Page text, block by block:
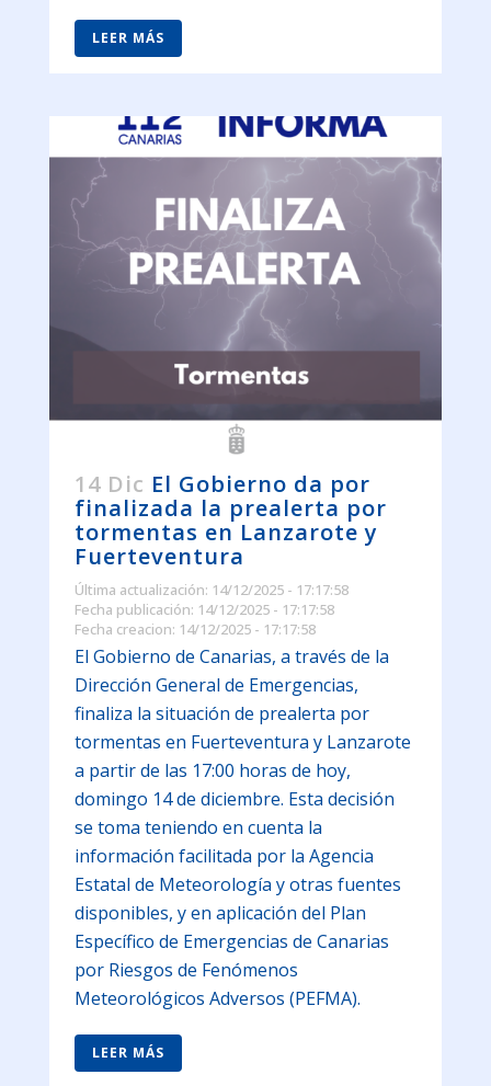
LEER MÁS
14 Dic El Gobierno da por
finalizada la prealerta por
tormentas en Lanzarote y
Fuerteventura
Última actualización: 14/12/2025 - 17:17:58
Fecha publicación: 14/12/2025 - 17:17:58
Fecha creacion: 14/12/2025 - 17:17:58
El Gobierno de Canarias, a través de la
Dirección General de Emergencias,
finaliza la situación de prealerta por
tormentas en Fuerteventura y Lanzarote
a partir de las 17:00 horas de hoy,
domingo 14 de diciembre. Esta decisión
se toma teniendo en cuenta la
información facilitada por la Agencia
Estatal de Meteorología y otras fuentes
disponibles, y en aplicación del Plan
Específico de Emergencias de Canarias
por Riesgos de Fenómenos
Meteorológicos Adversos (PEFMA).
LEER MÁS